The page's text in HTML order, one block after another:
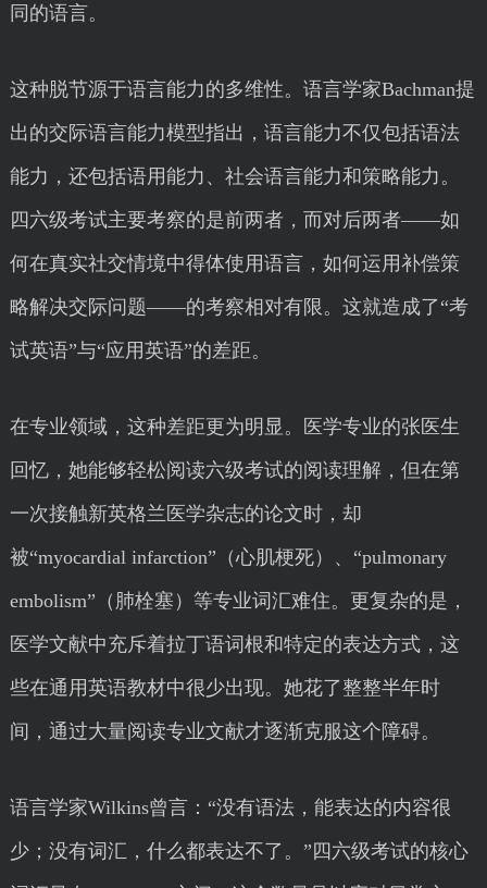
同的语言。
这种脱节源于语言能力的多维性。语言学家Bachman提
出的交际语言能力模型指出，语言能力不仅包括语法
能力，还包括语用能力、社会语言能力和策略能力。
四六级考试主要考察的是前两者，而对后两者——如
何在真实社交情境中得体使用语言，如何运用补偿策
略解决交际问题——的考察相对有限。这就造成了“考
试英语”与“应用英语”的差距。
在专业领域，这种差距更为明显。医学专业的张医生
回忆，她能够轻松阅读六级考试的阅读理解，但在第
一次接触新英格兰医学杂志的论文时，却
被“myocardial infarction”（心肌梗死）、“pulmonary
embolism”（肺栓塞）等专业词汇难住。更复杂的是，
医学文献中充斥着拉丁语词根和特定的表达方式，这
些在通用英语教材中很少出现。她花了整整半年时
间，通过大量阅读专业文献才逐渐克服这个障碍。
语言学家Wilkins曾言：“没有语法，能表达的内容很
少；没有词汇，什么都表达不了。”四六级考试的核心